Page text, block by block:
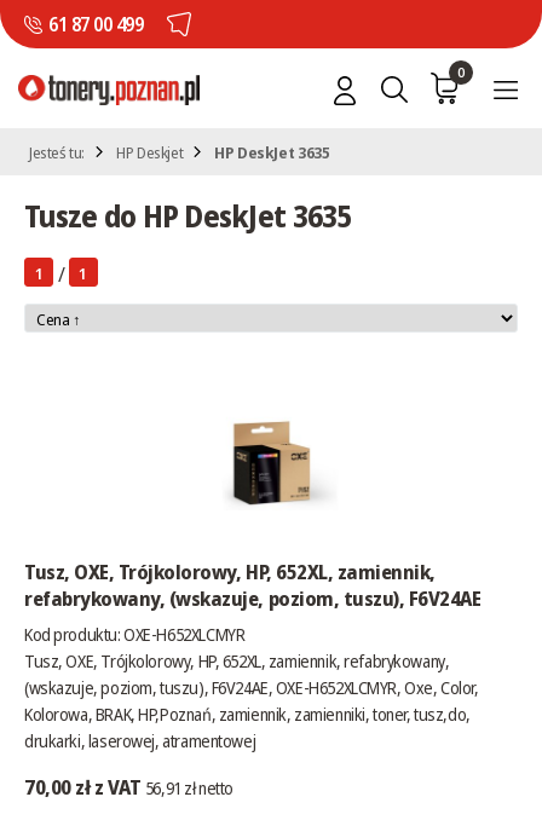
61 87 00 499
0
Jesteś tu: HP Deskjet HP DeskJet 3635
Tusze do HP DeskJet 3635
1 / 1
Tusz, OXE, Trójkolorowy, HP, 652XL, zamiennik,
refabrykowany, (wskazuje, poziom, tuszu), F6V24AE
Kod produktu: OXE-H652XLCMYR
Tusz, OXE, Trójkolorowy, HP, 652XL, zamiennik, refabrykowany,
(wskazuje, poziom, tuszu), F6V24AE, OXE-H652XLCMYR, Oxe, Color,
Kolorowa, BRAK, HP,Poznań, zamiennik, zamienniki, toner, tusz,do,
drukarki, laserowej, atramentowej
70,00 zł z VAT 56,91 zł netto